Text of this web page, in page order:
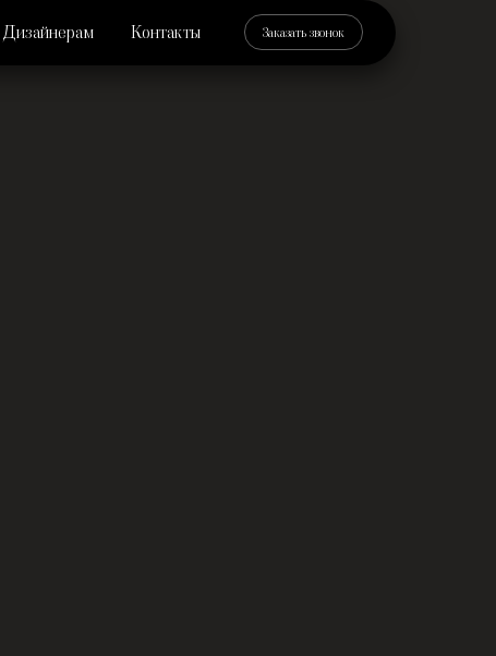
Дизайнерам Контакты Заказать звонок